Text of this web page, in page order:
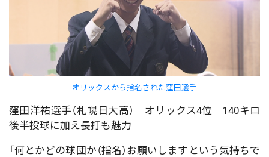
オリックスから指名された窪田選手
窪田洋祐選手（札幌日大高） オリックス4位 140キロ
後半投球に加え長打も魅力
「何とかどの球団か（指名）お願いしますという気持ちで